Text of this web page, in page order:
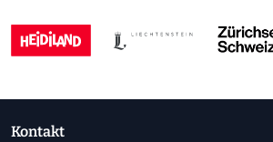
Kontakt